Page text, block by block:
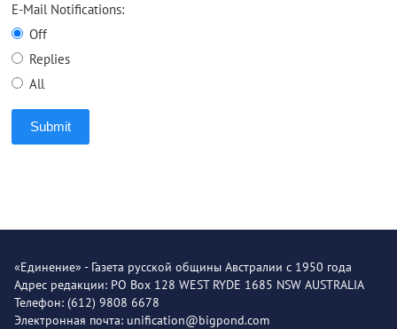
E-Mail Notifications:
Off
Replies
All
Submit
«Единение» - Газета русской общины Австралии с 1950 года
Адрес редакции: PO Box 128 WEST RYDE 1685 NSW AUSTRALIA
Телефон: (612) 9808 6678
Электронная почта: unification@bigpond.com